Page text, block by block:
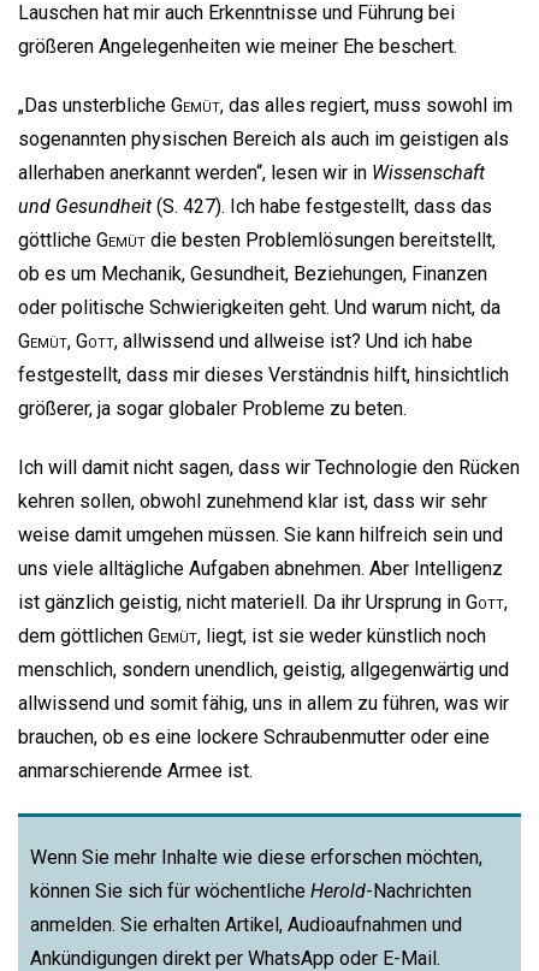
Lauschen hat mir auch Erkenntnisse und Führung bei
größeren Angelegenheiten wie meiner Ehe beschert.
„Das unsterbliche Gemüt, das alles regiert, muss sowohl im
sogenannten physischen Bereich als auch im geistigen als
allerhaben anerkannt werden“, lesen wir in Wissenschaft
und Gesundheit (S. 427). Ich habe festgestellt, dass das
göttliche Gemüt die besten Problemlösungen bereitstellt,
ob es um Mechanik, Gesundheit, Beziehungen, Finanzen
oder politische Schwierigkeiten geht. Und warum nicht, da
Gemüt, Gott, allwissend und allweise ist? Und ich habe
festgestellt, dass mir dieses Verständnis hilft, hinsichtlich
größerer, ja sogar globaler Probleme zu beten.
Ich will damit nicht sagen, dass wir Technologie den Rücken
kehren sollen, obwohl zunehmend klar ist, dass wir sehr
weise damit umgehen müssen. Sie kann hilfreich sein und
uns viele alltägliche Aufgaben abnehmen. Aber Intelligenz
ist gänzlich geistig, nicht materiell. Da ihr Ursprung in Gott,
dem göttlichen Gemüt, liegt, ist sie weder künstlich noch
menschlich, sondern unendlich, geistig, allgegenwärtig und
allwissend und somit fähig, uns in allem zu führen, was wir
brauchen, ob es eine lockere Schraubenmutter oder eine
anmarschierende Armee ist.
Wenn Sie mehr Inhalte wie diese erforschen möchten,
können Sie sich für wöchentliche Herold-Nachrichten
anmelden. Sie erhalten Artikel, Audioaufnahmen und
Ankündigungen direkt per WhatsApp oder E-Mail.